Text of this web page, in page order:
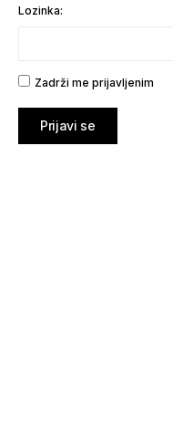
Lozinka:
Zadrži me prijavljenim
Prijavi se